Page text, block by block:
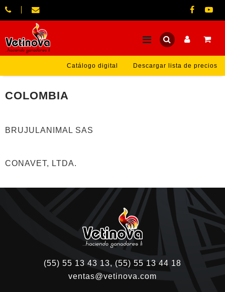
Catálogo digital Descargar lista de precios
COLOMBIA
BRUJULANIMAL SAS
CONAVET, LTDA.
(55) 55 13 43 13, (55) 55 13 44 18
ventas@vetinova.com